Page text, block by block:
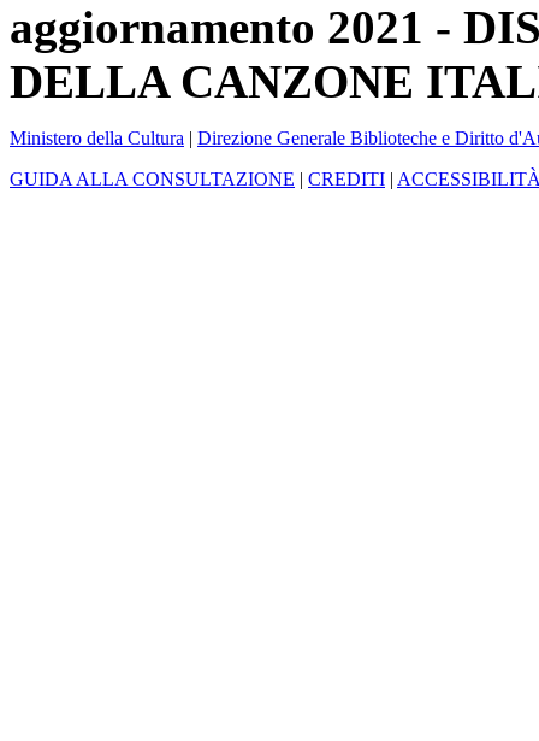
aggiornamento 2021 -
DELLA CANZONE
Ministero della Cultura | Direzione Generale Biblioteche e Diritto
GUIDA ALLA CONSULTAZIONE | CREDITI |